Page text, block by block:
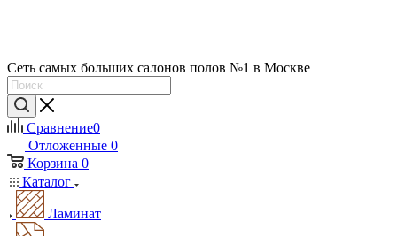
Сеть самых больших салонов полов №1 в Москве
Сравнение0
Отложенные 0
Корзина 0
Каталог
Ламинат